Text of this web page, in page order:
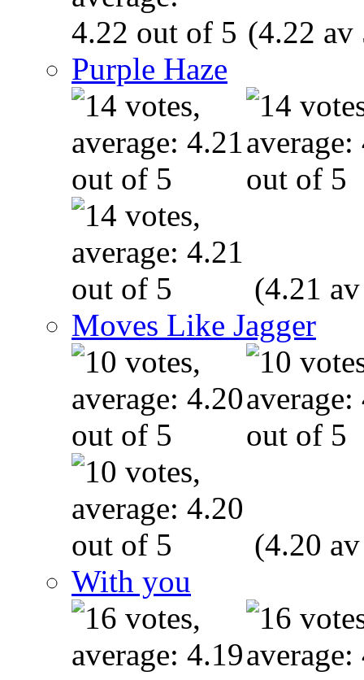
(4.22 av
Purple Haze
(4.21
Moves Like Jagger
(4.20
With you